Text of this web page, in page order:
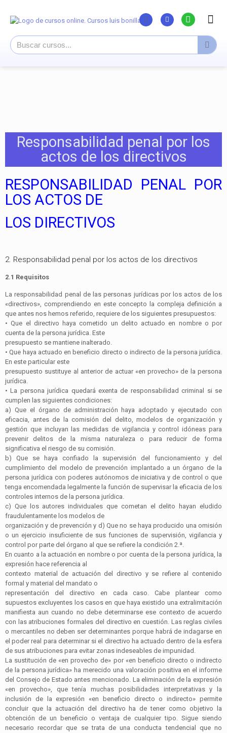
Responsabilidad penal por los
actos de los directivos
RESPONSABILIDAD PENAL POR
LOS ACTOS DE
LOS DIRECTIVOS
2. Responsabilidad penal por los actos de los directivos
2.1 Requisitos
La responsabilidad penal de las personas jurídicas por los actos de los
«directivos», comprendiendo en este concepto la compleja definición a
que antes nos hemos referido, requiere de los siguientes presupuestos:
• Que el directivo haya cometido un delito actuado en nombre o por
cuenta de la persona jurídica. Este
presupuesto se mantiene inalterado.
• Que haya actuado en beneficio directo o indirecto de la persona jurídica.
En este particular este
presupuesto sustituye al anterior de actuar «en provecho» de la persona
jurídica.
• La persona jurídica quedará exenta de responsabilidad criminal si se
cumplen las siguientes condiciones:
a) Que el órgano de administración haya adoptado y ejecutado con
eficacia, antes de la comisión del delito, modelos de organización y
gestión que incluyan las medidas de vigilancia y control idóneas para
prevenir delitos de la misma naturaleza o para reducir de forma
significativa el riesgo de su comisión.
b) Que se haya confiado la supervisión del funcionamiento y del
cumplimiento del modelo de prevención implantado a un órgano de la
persona jurídica con poderes autónomos de iniciativa y de control o que
tenga encomendada legalmente la función de supervisar la eficacia de los
controles internos de la persona jurídica.
c) Que los autores individuales que cometan el delito hayan eludido
fraudulentamente los modelos de
organización y de prevención y d) Que no se haya producido una omisión
o un ejercicio insuficiente de sus funciones de supervisión, vigilancia y
control por parte del órgano al que se refiere la condición 2.ª.
En cuanto a la actuación en nombre o por cuenta de la persona jurídica, la
expresión hace referencia al
contexto material de actuación del directivo y se refiere al contenido
formal y material del mandato o
representación del directivo en cada caso. Cabe plantear como
supuestos excluyentes los casos en que haya existido una extralimitación
manifiesta aun cuando no debe determinarse ese contexto de acuerdo
con las atribuciones formales del directivo en cuestión. Las reglas civiles
o mercantiles no deben ser determinantes porque habrá de indagarse en
el poder real para determinar si el directivo ha actuado dentro de la esfera
de sus atribuciones para evitar zonas indeseables de impunidad.
La sustitución de «en provecho de» por «en beneficio directo o indirecto
de la persona jurídica» ha merecido una valoración positiva en el informe
del Consejo de Estado antes mencionado. La eliminación de la expresión
«en provecho», que tenía muchas posibilidades interpretativas y la
inclusión de la expresión «en beneficio directo o indirecto» permite
concluir que la actuación del directivo ha de tener como objetivo la
obtención de un beneficio o ventaja de cualquier tipo. Sigue siendo
necesario recordar que se trata de una conducta tendencial que no